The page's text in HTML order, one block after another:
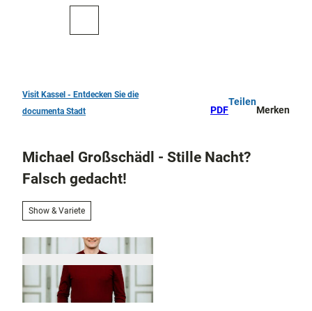
Sehenswürdigkeiten
Kunst
und
Kultur
Konze
und
Festiv
als
Aktiv
draußen
Überblick
Parks
Entdeckertouren
Visit Kassel - Entdecken Sie die
documenta Stadt
PDF
Teilen
Merken
Michael Großschädl - Stille Nacht?
Falsch gedacht!
Show & Variete